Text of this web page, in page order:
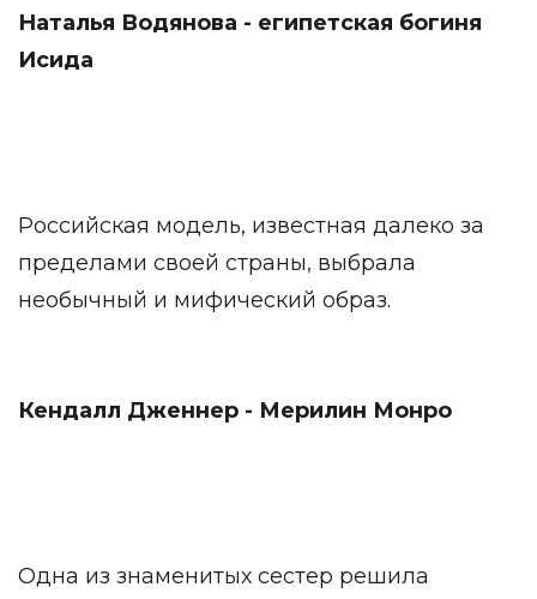
Наталья Водянова - египетская богиня
Исида
Российская модель, известная далеко за
пределами своей страны, выбрала
необычный и мифический образ.
Кендалл Дженнер - Мерилин Монро
Одна из знаменитых сестер решила